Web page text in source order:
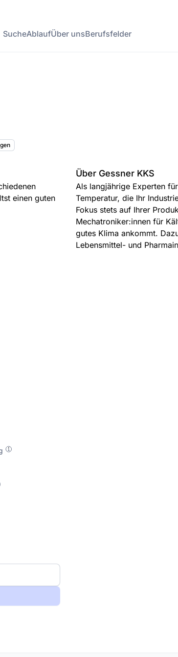
SucheAblaufÜber unsBerufsfelder
einen guten
Über Gessner KKS
Als langjährige Experten
Temperatur, die Ihr
Fokus stets auf Ihrer
Mechatroniker:innen für
gutes Klima ankommt.
Lebensmittel- und